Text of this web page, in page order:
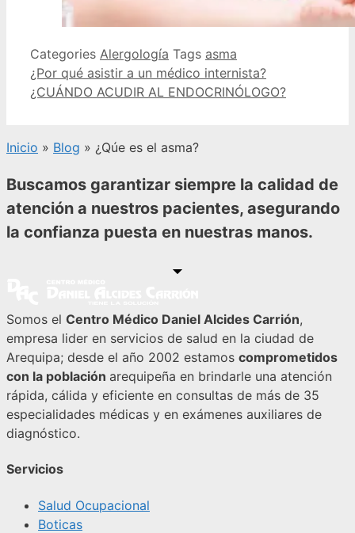
Categories Alergología Tags asma
¿Por qué asistir a un médico internista?
¿CUÁNDO ACUDIR AL ENDOCRINÓLOGO?
Inicio » Blog » ¿Qúe es el asma?
Buscamos garantizar siempre la calidad de
atención a nuestros pacientes, asegurando
la confianza puesta en nuestras manos.
Somos el Centro Médico Daniel Alcides Carrión,
empresa lider en servicios de salud en la ciudad de
Arequipa; desde el año 2002 estamos comprometidos
con la población arequipeña en brindarle una atención
rápida, cálida y eficiente en consultas de más de 35
especialidades médicas y en exámenes auxiliares de
diagnóstico.
Servicios
Salud Ocupacional
Boticas